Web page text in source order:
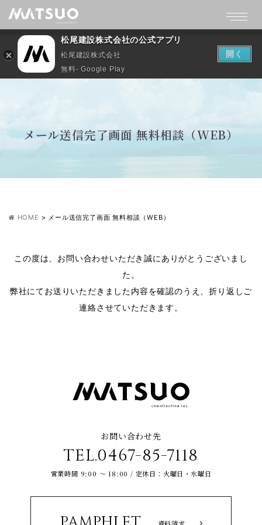
メール送信完了画面 無料相談（WEB）
HOME > メール送信完了画面 無料相談（WEB）
この度は、お問い合わせいただき誠にありがとうございまし
た。
弊社にてお送りいただきました内容を確認のうえ、折り返しご
連絡させていただきます。
お問い合わせ先
TEL.0467-85-7118
営業時間 9:00 ～ 18:00 / 定休日：火曜日・水曜日
松尾建設株式会社の公式アプリ
松尾建設株式会社
無料- Google Play
開く